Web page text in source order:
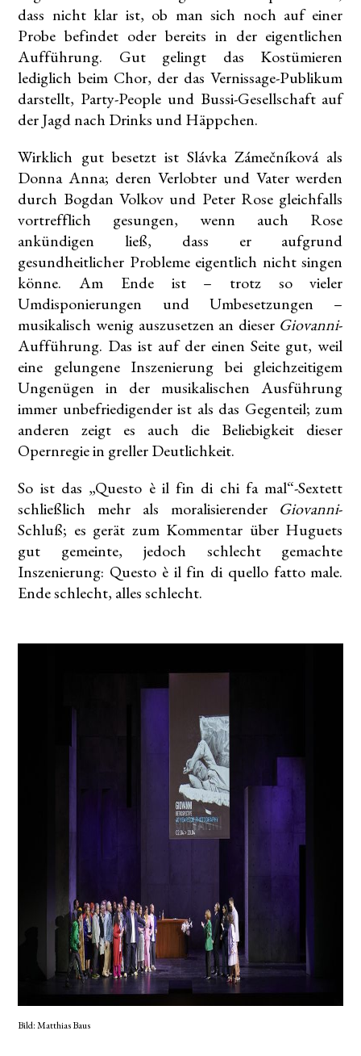
dass nicht klar ist, ob man sich noch auf einer
Probe befindet oder bereits in der eigentlichen
Aufführung. Gut gelingt das Kostümieren
lediglich beim Chor, der das Vernissage-Publikum
darstellt, Party-People und Bussi-Gesellschaft auf
der Jagd nach Drinks und Häppchen.
Wirklich gut besetzt ist Slávka Zámečníková als
Donna Anna; deren Verlobter und Vater werden
durch Bogdan Volkov und Peter Rose gleichfalls
vortrefflich gesungen, wenn auch Rose
ankündigen ließ, dass er aufgrund
gesundheitlicher Probleme eigentlich nicht singen
könne. Am Ende ist – trotz so vieler
Umdisponierungen und Umbesetzungen –
musikalisch wenig auszusetzen an dieser Giovanni-
Aufführung. Das ist auf der einen Seite gut, weil
eine gelungene Inszenierung bei gleichzeitigem
Ungenügen in der musikalischen Ausführung
immer unbefriedigender ist als das Gegenteil; zum
anderen zeigt es auch die Beliebigkeit dieser
Opernregie in greller Deutlichkeit.
So ist das „Questo è il fin di chi fa mal“-Sextett
schließlich mehr als moralisierender Giovanni-
Schluß; es gerät zum Kommentar über Huguets
gut gemeinte, jedoch schlecht gemachte
Inszenierung: Questo è il fin di quello fatto male.
Ende schlecht, alles schlecht.
Bild: Matthias Baus